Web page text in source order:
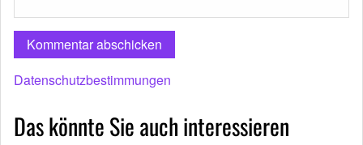
Datenschutzbestimmungen
Das könnte Sie auch interessieren